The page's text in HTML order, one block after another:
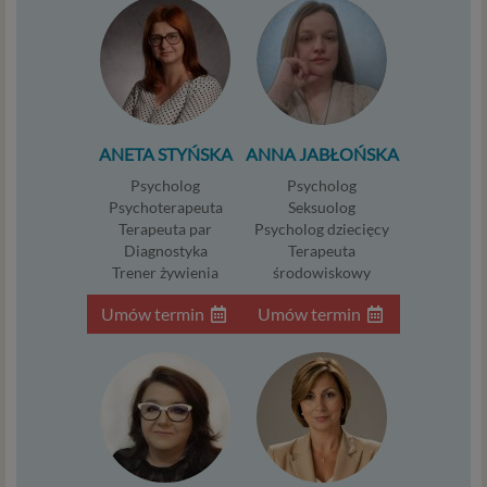
ANETA STYŃSKA
Psycholog
Psychoterapeuta
Terapeuta par
Diagnostyka
Trener żywienia
Umów termin
ANNA JABŁOŃSKA
Psycholog
Seksuolog
Psycholog dziecięcy
Terapeuta
środowiskowy
Umów termin
Dane osobowe to, zgodnie z RODO, informacje o
zidentyfikowanej lub możliwej do zidentyfikowania
osobie fizycznej. W przypadku korzystania z naszego
serwisu takimi danymi są np. adres e-mail, adres IP lub
Twoje dane w serwisie konsultacyjnym czy w innej
mogą być zapisywane w plikach cookies lub podobnych
technologiach (np. local storage) instalowanych przez nas
lub naszych Zaufanych Partnerów na naszych stronach i
urządzeniach, których używasz podczas korzystania z
naszych usług.
Podstawa i cel przetwarzania
Przetwarzanie danych osobowych wymaga podstawy
prawnej. RODO przewiduje kilka rodzajów takich
podstaw prawnych dla przetwarzania danych, a w
przypadkach korzystania z naszych usług wystąpią, co do
zasady trzy z nich:
Niezbędność przetwarzania do zawarcia lub